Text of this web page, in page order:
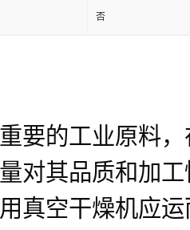
否
要的工业原料
对其品质和加
真空干燥机应